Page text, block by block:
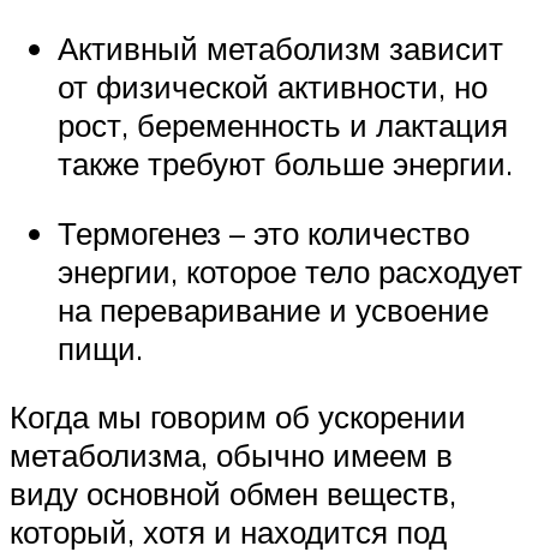
Активный метаболизм зависит
от физической активности, но
рост, беременность и лактация
также требуют больше энергии.
Термогенез – это количество
энергии, которое тело расходует
на переваривание и усвоение
пищи.
Когда мы говорим об ускорении
метаболизма, обычно имеем в
виду основной обмен веществ,
который, хотя и находится под